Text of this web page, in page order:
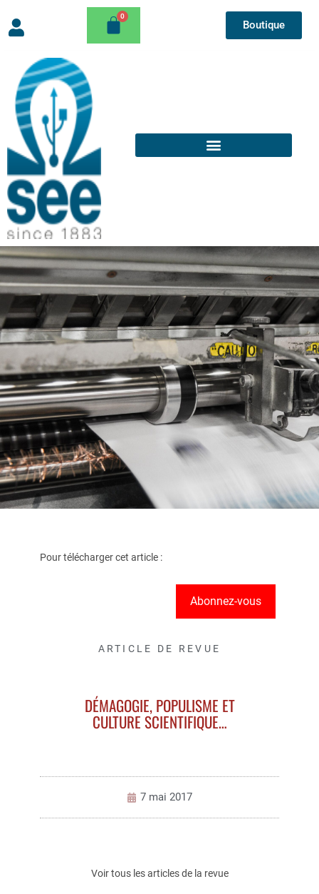
Boutique
Pour télécharger cet article :
Abonnez-vous
ARTICLE DE REVUE
DÉMAGOGIE, POPULISME ET
CULTURE SCIENTIFIQUE…
7 mai 2017
Voir tous les articles de la revue